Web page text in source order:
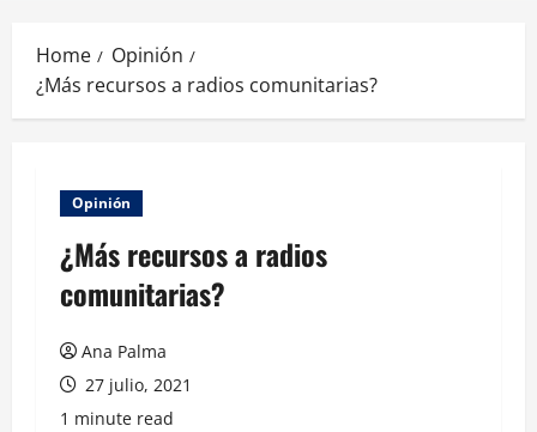
Home
Opinión
¿Más recursos a radios comunitarias?
Opinión
¿Más recursos a radios
comunitarias?
Ana Palma
27 julio, 2021
1 minute read